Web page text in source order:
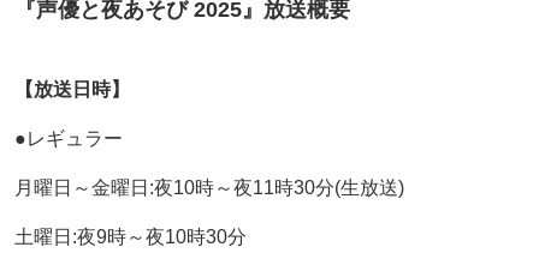
『声優と夜あそび 2025』放送概要
【放送日時】
●レギュラー
月曜日～金曜日:夜10時～夜11時30分(生放送)
土曜日:夜9時～夜10時30分